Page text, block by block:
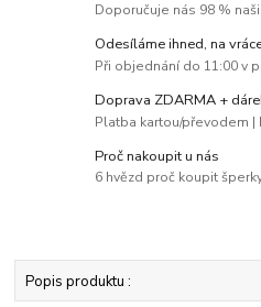
Doporučuje nás 98 %
Odesíláme ihned, na
Při objednání do 11:00 v
Doprava ZDARMA +
Platba kartou/převodem |
Proč nakoupit u nás
6 hvězd proč koupit
Popis produktu :